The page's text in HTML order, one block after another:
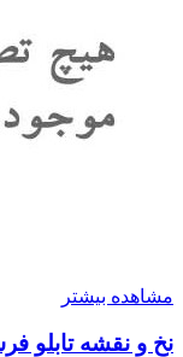
مشاهده بیشتر
نخ و نقشه تابلو